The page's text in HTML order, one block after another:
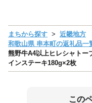
まちから探す 近畿地方
和歌山県 串本町の返礼品一
熊野牛A4以上ヒレシャトー
インステーキ180g×2枚
この